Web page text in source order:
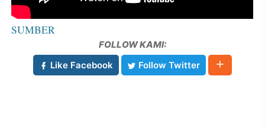
SUMBER
FOLLOW KAMI:
Like Facebook
Follow Twitter